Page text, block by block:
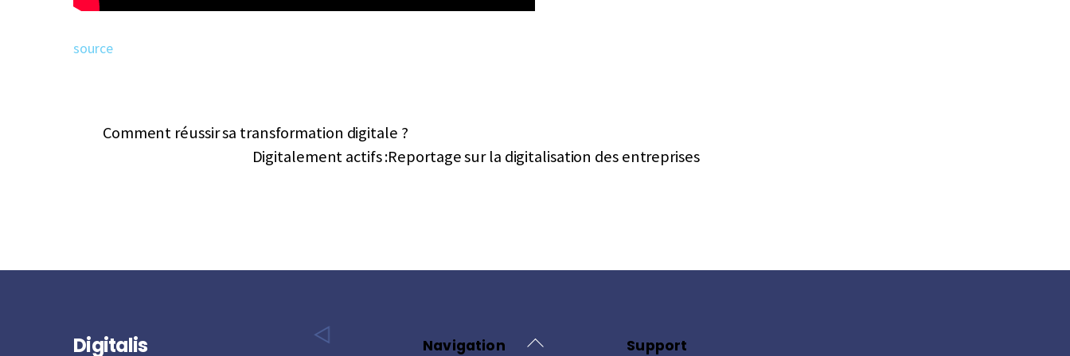
source
Comment réussir sa transformation digitale ?
Digitalement actifs :Reportage sur la digitalisation des entreprises
Back
Digitalis Navigation Support